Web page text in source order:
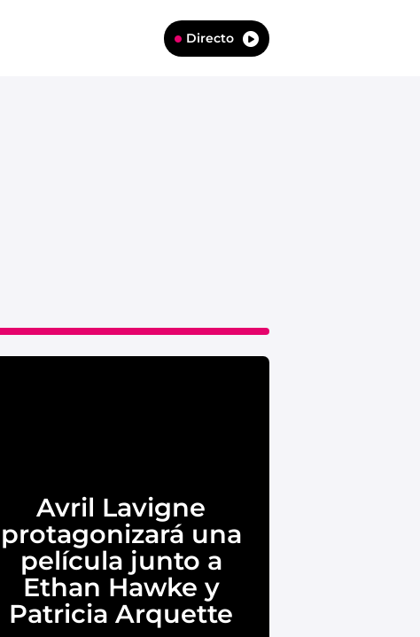
Directo
Avril Lavigne
protagonizará una
película junto a
Ethan Hawke y
Patricia Arquette